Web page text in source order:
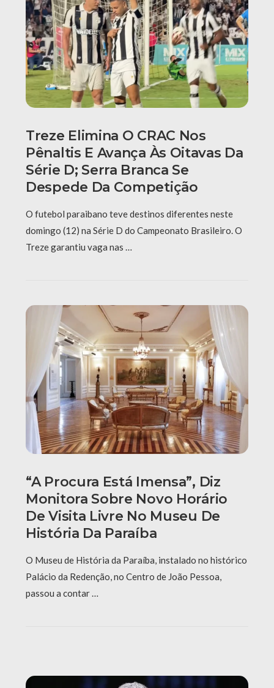
Treze Elimina O CRAC Nos
Pênaltis E Avança Às Oitavas Da
Série D; Serra Branca Se
Despede Da Competição
O futebol paraibano teve destinos diferentes neste
domingo (12) na Série D do Campeonato Brasileiro. O
Treze garantiu vaga nas …
“A Procura Está Imensa”, Diz
Monitora Sobre Novo Horário
De Visita Livre No Museu De
História Da Paraíba
O Museu de História da Paraíba, instalado no histórico
Palácio da Redenção, no Centro de João Pessoa,
passou a contar …